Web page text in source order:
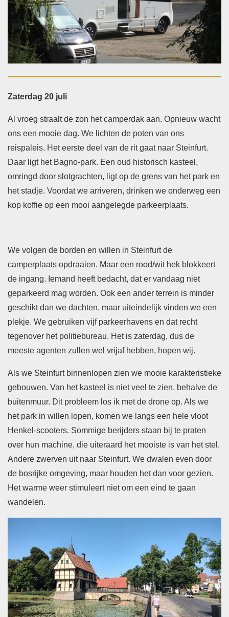
Zaterdag 20 juli
Al vroeg straalt de zon het camperdak aan. Opnieuw wacht
ons een mooie dag. We lichten de poten van ons
reispaleis. Het eerste deel van de rit gaat naar Steinfurt.
Daar ligt het Bagno-park. Een oud historisch kasteel,
omringd door slotgrachten, ligt op de grens van het park en
het stadje. Voordat we arriveren, drinken we onderweg een
kop koffie op een mooi aangelegde parkeerplaats.
We volgen de borden en willen in Steinfurt de
camperplaats opdraaien. Maar een rood/wit hek blokkeert
de ingang. Iemand heeft bedacht, dat er vandaag niet
geparkeerd mag worden. Ook een ander terrein is minder
geschikt dan we dachten, maar uiteindelijk vinden we een
plekje. We gebruiken vijf parkeerhavens en dat recht
tegenover het politiebureau. Het is zaterdag, dus de
meeste agenten zullen wel vrijaf hebben, hopen wij.
Als we Steinfurt binnenlopen zien we mooie karakteristieke
gebouwen. Van het kasteel is niet veel te zien, behalve de
buitenmuur. Dit probleem los ik met de drone op. Als we
het park in willen lopen, komen we langs een hele vloot
Henkel-scooters. Sommige berijders staan bij te praten
over hun machine, die uiteraard het mooiste is van het stel.
Andere zwerven uit naar Steinfurt. We dwalen even door
de bosrijke omgeving, maar houden het dan voor gezien.
Het warme weer stimuleert niet om een eind te gaan
wandelen.